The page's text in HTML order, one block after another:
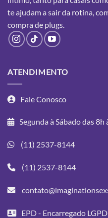
te ajudam a sair da rotina,
comprade plugs.
ATENDIMENTO
Fale Conosco
Segunda à Sábado das 8h
(11) 2537-8144
(11) 2537-8144
EPD - Encarregado LGPD